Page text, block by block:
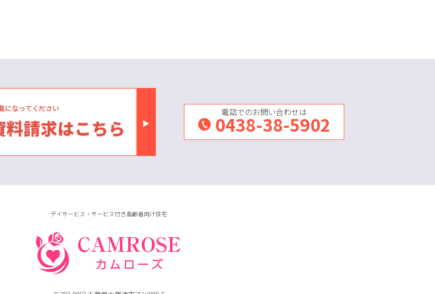
電話でのお問い合わせは
0438-38-5902
デイサービス・サービス付き高齢者向け住宅